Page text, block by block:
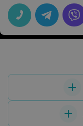
проблему и предоставил мне хорошие рекомендации
по лечению. Спасибо